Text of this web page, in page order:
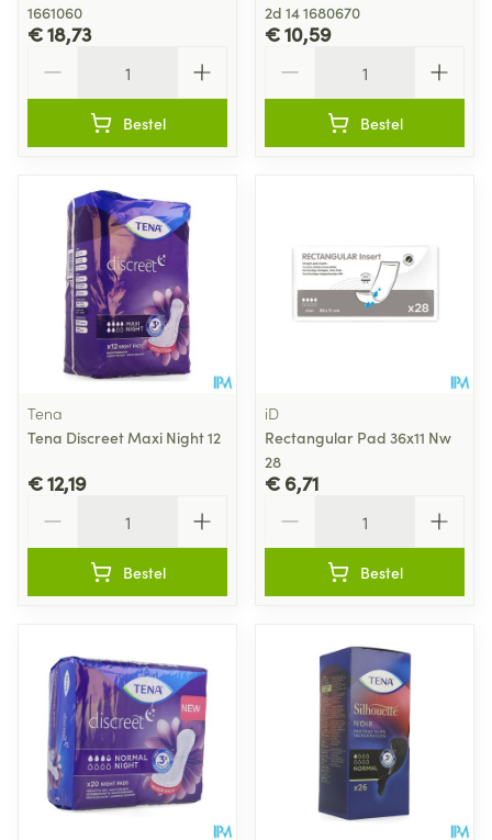
1661060
€ 18,73
Bestel
2d 14 1680670
€ 10,59
Bestel
Tena
Tena Discreet Maxi Night 12
€ 12,19
Bestel
iD
Rectangular Pad 36x11 Nw
28
€ 6,71
Bestel